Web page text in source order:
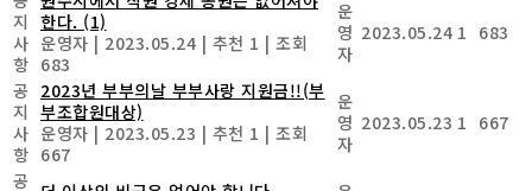
지
사
항
한다. (1)
운영자 | 2023.05.24 | 추천 1 | 조회
683
운
영
자
2023.05.24 1 683
공
지
사
항
2023년 부부의날 부부사랑 지원금!!(부
부조합원대상)
운영자 | 2023.05.23 | 추천 1 | 조회
667
운
영
자
2023.05.23 1 667
공